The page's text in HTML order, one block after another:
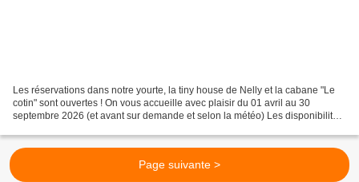
Les réservations dans notre yourte, la tiny house de Nelly et la cabane "Le
cotin" sont ouvertes ! On vous accueille avec plaisir du 01 avril au 30
septembre 2026 (et avant sur demande et selon la météo) Les disponibilités
Page suivante >